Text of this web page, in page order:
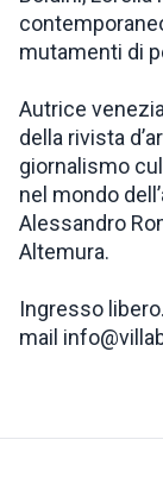
mutamenti di
Autrice
della rivista
giornalismo
nel mondo
Alessandro
Altemura.
Ingresso
mail